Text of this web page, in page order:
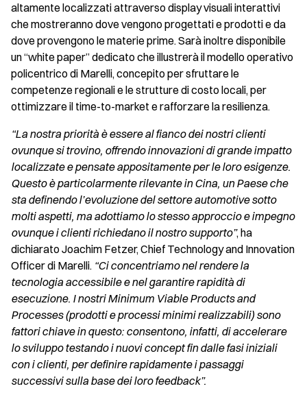
altamente localizzati attraverso display visuali interattivi
che mostreranno dove vengono progettati e prodotti e da
dove provengono le materie prime. Sarà inoltre disponibile
un “white paper” dedicato che illustrerà il modello operativo
policentrico di Marelli, concepito per sfruttare le
competenze regionali e le strutture di costo locali, per
ottimizzare il time-to-market e rafforzare la resilienza.
“La nostra priorità è essere al fianco dei nostri clienti
ovunque si trovino, offrendo innovazioni di grande impatto
localizzate e pensate appositamente per le loro esigenze.
Questo è particolarmente rilevante in Cina, un Paese che
sta definendo l’evoluzione del settore automotive sotto
molti aspetti, ma adottiamo lo stesso approccio e impegno
ovunque i clienti richiedano il nostro supporto”, ha
dichiarato Joachim Fetzer, Chief Technology and Innovation
Officer di Marelli. “Ci concentriamo nel rendere la
tecnologia accessibile e nel garantire rapidità di
esecuzione. I nostri Minimum Viable Products and
Processes (prodotti e processi minimi realizzabili) sono
fattori chiave in questo: consentono, infatti, di accelerare
lo sviluppo testando i nuovi concept fin dalle fasi iniziali
con i clienti, per definire rapidamente i passaggi
successivi sulla base dei loro feedback”.